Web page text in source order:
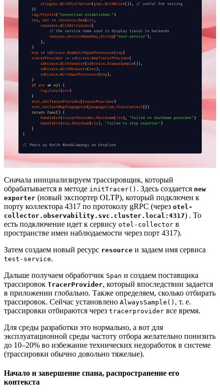
Сначала инициализируем трассировщик, который
обрабатывается в методе initTracer() . Здесь создается new
exporter (новый экспортер OLTP), который подключен к
порту коллектора 4317 по протоколу gRPC (через otel-
collector.observability.svc.cluster.local:4317) . То
есть подключение идет к сервису otel-collector в
пространстве имен наблюдаемости через порт 4317).
Затем создаем новый ресурс resource и задаем имя сервиса
test-service.
Дальше получаем обработчик Span и создаем поставщика
трассировок TracerProvider, который впоследствии задается
в приложении глобально. Также определяем, сколько отбирать
трассировок. Сейчас установлено AlwaysSample() , т. е.
трассировки отбираются через tracerprovider все время.
Для среды разработки это нормально, а вот для
эксплуатационной среды частоту отбора желательно понизить
до 10–20% во избежание технических недоработок в системе
(трассировки обычно довольно тяжелые).
Начало и завершение спана, распространение его
контекста